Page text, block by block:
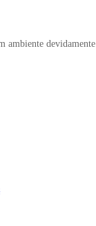
ambiente